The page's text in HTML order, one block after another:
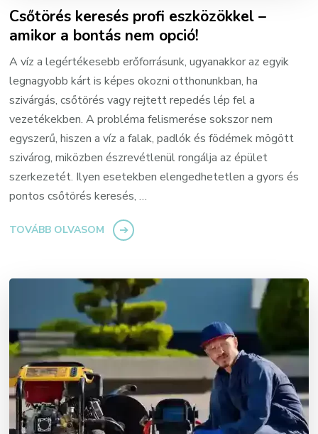
Csőtörés keresés profi eszközökkel –
amikor a bontás nem opció!
A víz a legértékesebb erőforrásunk, ugyanakkor az egyik
legnagyobb kárt is képes okozni otthonunkban, ha
szivárgás, csőtörés vagy rejtett repedés lép fel a
vezetékekben. A probléma felismerése sokszor nem
egyszerű, hiszen a víz a falak, padlók és födémek mögött
szivárog, miközben észrevétlenül rongálja az épület
szerkezetét. Ilyen esetekben elengedhetetlen a gyors és
pontos csőtörés keresés, …
TOVÁBB OLVASOM